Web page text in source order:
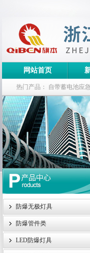
网站首页
热门产品： 自带蓄电池应
栏式无极灯 G9960-
防爆泛光灯
防爆无极灯具
防爆管件类
LED防爆灯具